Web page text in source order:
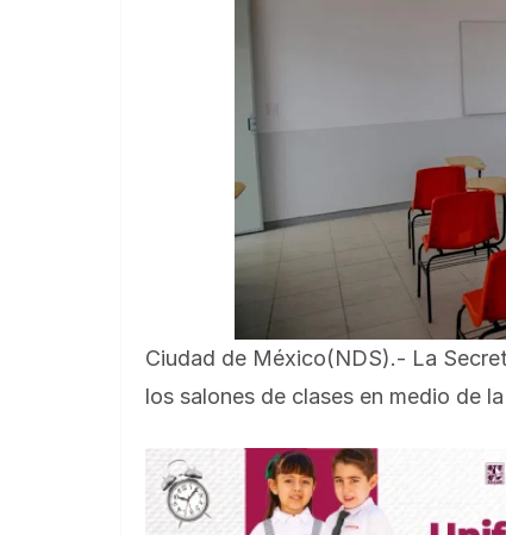
Ciudad de México(NDS).- La
los salones de clases en medio de